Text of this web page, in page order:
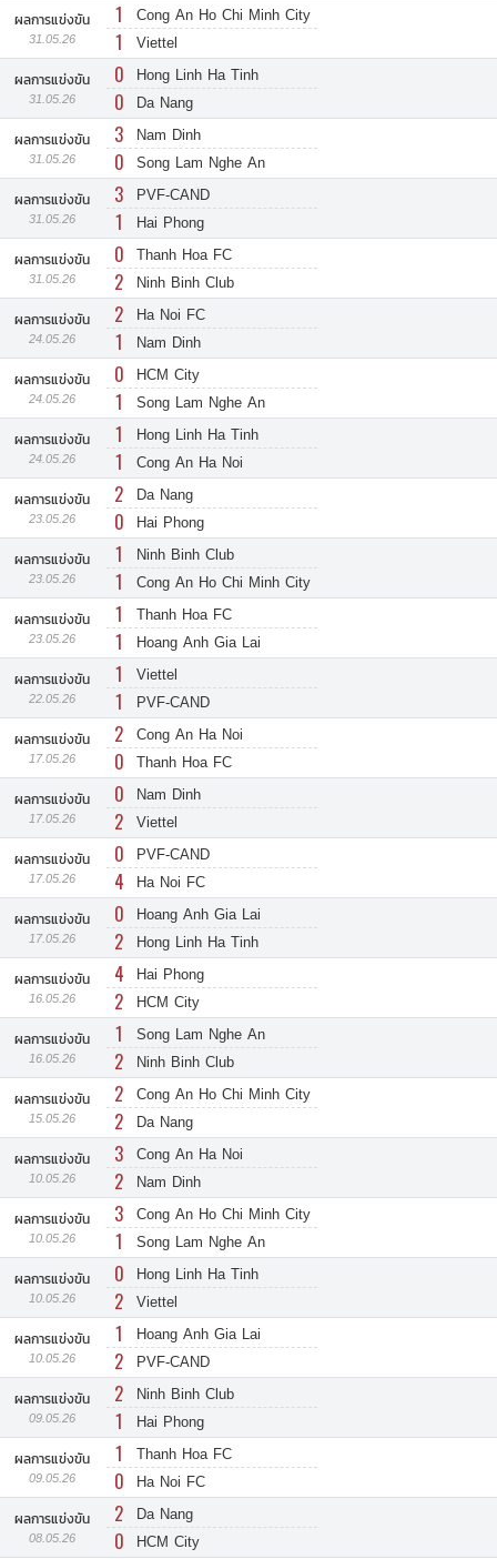
ผลการแข่งขัน
31.05.26
1 Cong An Ho Chi Minh City
1 Viettel
ผลการแข่งขัน
31.05.26
0 Hong Linh Ha Tinh
0 Da Nang
ผลการแข่งขัน
31.05.26
3 Nam Dinh
0 Song Lam Nghe An
ผลการแข่งขัน
31.05.26
3 PVF-CAND
1 Hai Phong
ผลการแข่งขัน
31.05.26
0 Thanh Hoa FC
2 Ninh Binh Club
ผลการแข่งขัน
24.05.26
2 Ha Noi FC
1 Nam Dinh
ผลการแข่งขัน
24.05.26
0 HCM City
1 Song Lam Nghe An
ผลการแข่งขัน
24.05.26
1 Hong Linh Ha Tinh
1 Cong An Ha Noi
ผลการแข่งขัน
23.05.26
2 Da Nang
0 Hai Phong
ผลการแข่งขัน
23.05.26
1 Ninh Binh Club
1 Cong An Ho Chi Minh City
ผลการแข่งขัน
23.05.26
1 Thanh Hoa FC
1 Hoang Anh Gia Lai
ผลการแข่งขัน
22.05.26
1 Viettel
1 PVF-CAND
ผลการแข่งขัน
17.05.26
2 Cong An Ha Noi
0 Thanh Hoa FC
ผลการแข่งขัน
17.05.26
0 Nam Dinh
2 Viettel
ผลการแข่งขัน
17.05.26
0 PVF-CAND
4 Ha Noi FC
ผลการแข่งขัน
17.05.26
0 Hoang Anh Gia Lai
2 Hong Linh Ha Tinh
ผลการแข่งขัน
16.05.26
4 Hai Phong
2 HCM City
ผลการแข่งขัน
16.05.26
1 Song Lam Nghe An
2 Ninh Binh Club
ผลการแข่งขัน
15.05.26
2 Cong An Ho Chi Minh City
2 Da Nang
ผลการแข่งขัน
10.05.26
3 Cong An Ha Noi
2 Nam Dinh
ผลการแข่งขัน
10.05.26
3 Cong An Ho Chi Minh City
1 Song Lam Nghe An
ผลการแข่งขัน
10.05.26
0 Hong Linh Ha Tinh
2 Viettel
ผลการแข่งขัน
10.05.26
1 Hoang Anh Gia Lai
2 PVF-CAND
ผลการแข่งขัน
09.05.26
2 Ninh Binh Club
1 Hai Phong
ผลการแข่งขัน
09.05.26
1 Thanh Hoa FC
0 Ha Noi FC
ผลการแข่งขัน
08.05.26
2 Da Nang
0 HCM City